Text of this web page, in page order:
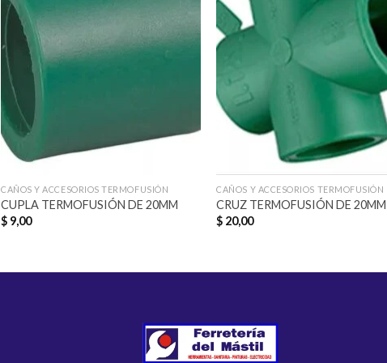
deseos
CAÑOS Y ACCESORIOS TERMOFUSIÓN
CUPLA TERMOFUSIÓN DE 20MM
$ 9,00
CAÑOS Y ACCESORIOS TERMOFUSIÓN
CRUZ TERMOFUSIÓN DE 20MM
$ 20,00